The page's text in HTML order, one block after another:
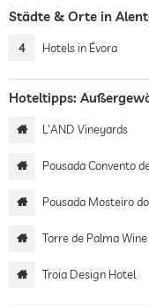
Städte & Orte in
4 Hotels in Évora
Hoteltipps:
L'AND Vineyards
Pousada Convento
Pousada Mosteiro
Torre de Palma
Troia Design Hotel